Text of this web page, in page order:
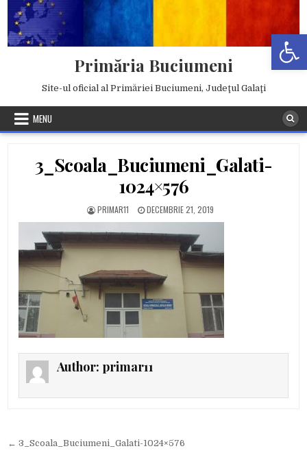
content
Primăria Buciumeni
Site-ul oficial al Primăriei Buciumeni, Judeţul Galaţi
MENU
3_Scoala_Buciumeni_Galati-
1024×576
AUTHOR:
PRIMAR11
PUBLISHED
DATE:
DECEMBRIE 21, 2019
Author: primar11
Navigare
← 3_Scoala_Buciumeni_Galati-1024×576